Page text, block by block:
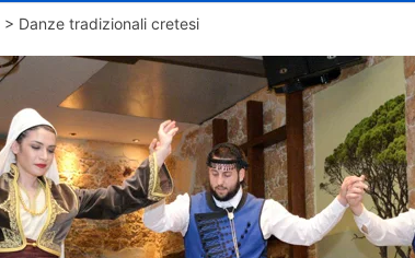
> Danze tradizionali cretesi